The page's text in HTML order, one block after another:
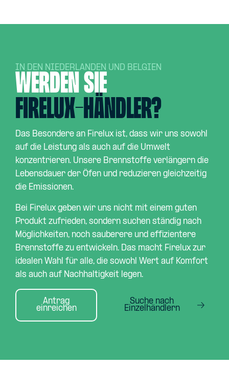
IN DEN NIEDERLANDEN UND BELGIEN
Werden Sie
Firelux-Händler?
Das Besondere an Firelux ist, dass wir uns sowohl
auf die Leistung als auch auf die Umwelt
konzentrieren. Unsere Brennstoffe verlängern die
Lebensdauer der Öfen und reduzieren gleichzeitig
die Emissionen.
Bei Firelux geben wir uns nicht mit einem guten
Produkt zufrieden, sondern suchen ständig nach
Möglichkeiten, noch sauberere und effizientere
Brennstoffe zu entwickeln. Das macht Firelux zur
idealen Wahl für alle, die sowohl Wert auf Komfort
als auch auf Nachhaltigkeit legen.
Antrag
einreichen
Suche nach
Einzelhändlern